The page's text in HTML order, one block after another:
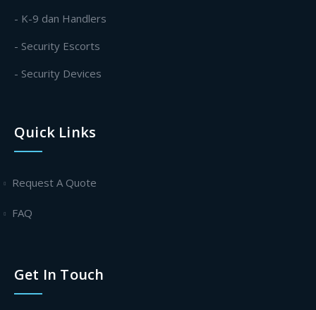
- K-9 dan Handlers
- Security Escorts
- Security Devices
Quick Links
Request A Quote
FAQ
Get In Touch